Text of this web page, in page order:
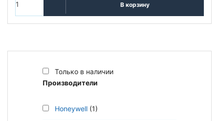
Только в наличии
Производители
Honeywell (1)
В корзину